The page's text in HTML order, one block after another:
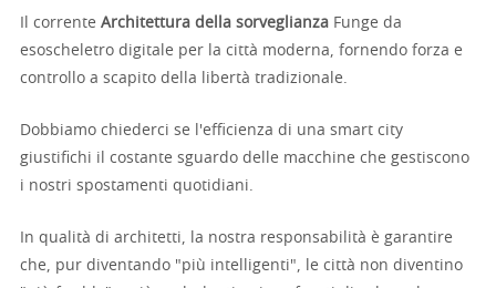
Il corrente Architettura della sorveglianza Funge da
esoscheletro digitale per la città moderna, fornendo forza e
controllo a scapito della libertà tradizionale.
Dobbiamo chiederci se l'efficienza di una smart city
giustifichi il costante sguardo delle macchine che gestiscono
i nostri spostamenti quotidiani.
In qualità di architetti, la nostra responsabilità è garantire
che, pur diventando "più intelligenti", le città non diventino